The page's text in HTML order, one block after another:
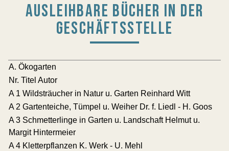
AUSLEIHBARE BÜCHER IN DER
GESCHÄFTSSTELLE
A. Ökogarten
Nr. Titel Autor
A 1 Wildsträucher in Natur u. Garten Reinhard Witt
A 2 Gartenteiche, Tümpel u. Weiher Dr. f. Liedl - H. Goos
A 3 Schmetterlinge in Garten u. Landschaft Helmut u.
Margit Hintermeier
A 4 Kletterpflanzen K. Werk - U. Mehl